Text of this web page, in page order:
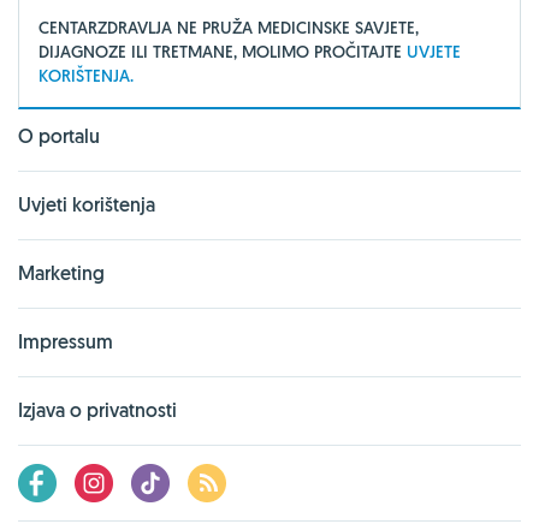
CENTARZDRAVLJA NE PRUŽA MEDICINSKE SAVJETE,
DIJAGNOZE ILI TRETMANE, MOLIMO PROČITAJTE UVJETE
KORIŠTENJA.
O portalu
Uvjeti korištenja
Marketing
Impressum
Izjava o privatnosti